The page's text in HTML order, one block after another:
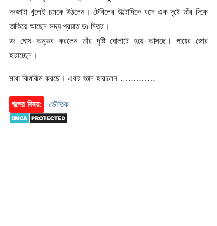
দরজাটা খুলেই চমকে উঠলেন। টেবিলের উল্টোদিকে বসে এক দৃষ্টে তাঁর দিকে
তাকিয়ে আছেন সদ্য প্রয়াত ডঃ মিত্র।
ডঃ ঘোষ অনুভব করলেন তাঁর দৃষ্টি ঘোলাটে হয়ে আসছে। পায়ের জোর
হারাচ্ছেন।
মাথা ঝিমঝিম করছে। এবার জ্ঞান হারালেন ………….
গল্পের বিষয়: ভৌতিক